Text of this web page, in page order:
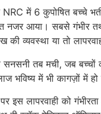
NRC में 6 कुपोषित
नजर आया। सबसे गंभीर
की व्यवस्था या तो
सनसनी तब मची, जब
भविष्य में भी कागज़ों में
इस लापरवाही को